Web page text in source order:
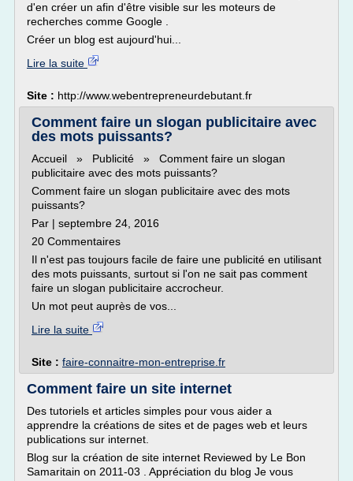
d'en créer un afin d'être visible sur les moteurs de
recherches comme Google .
Créer un blog est aujourd'hui...
Lire la suite
Site : http://www.webentrepreneurdebutant.fr
Comment faire un slogan publicitaire avec
des mots puissants?
Accueil » Publicité » Comment faire un slogan
publicitaire avec des mots puissants?
Comment faire un slogan publicitaire avec des mots
puissants?
Par | septembre 24, 2016
20 Commentaires
Il n'est pas toujours facile de faire une publicité en utilisant
des mots puissants, surtout si l'on ne sait pas comment
faire un slogan publicitaire accrocheur.
Un mot peut auprès de vos...
Lire la suite
Site : faire-connaitre-mon-entreprise.fr
Comment faire un site internet
Des tutoriels et articles simples pour vous aider a
apprendre la créations de sites et de pages web et leurs
publications sur internet.
Blog sur la création de site internet Reviewed by Le Bon
Samaritain on 2011-03 . Appréciation du blog Je vous